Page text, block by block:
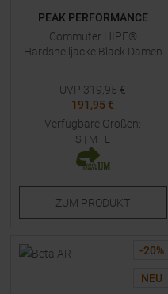
PEAK PERFORMANCE
Commuter HIPE®
Hardshelljacke Black Damen
UVP 319,95 €
191,95 €
Verfügbare Größen:
S | M | L
ZUM PRODUKT
-20%
NEU